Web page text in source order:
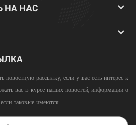
НА НАС
новостную рассылку, если у вас есть интерес к
вас в курсе наших новостей, информации о
таковые имеются.